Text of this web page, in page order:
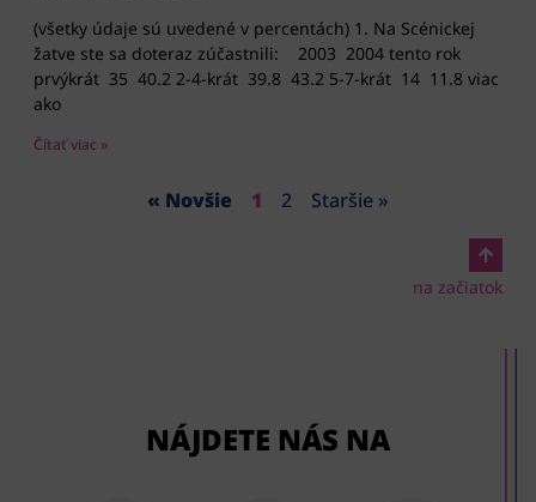
(všetky údaje sú uvedené v percentách) 1. Na Scénickej
žatve ste sa doteraz zúčastnili: 2003 2004 tento rok
prvýkrát 35 40.2 2-4-krát 39.8 43.2 5-7-krát 14 11.8 viac
ako
Čítať viac »
« Novšie 1 2 Staršie »
na začiatok
NÁJDETE NÁS NA